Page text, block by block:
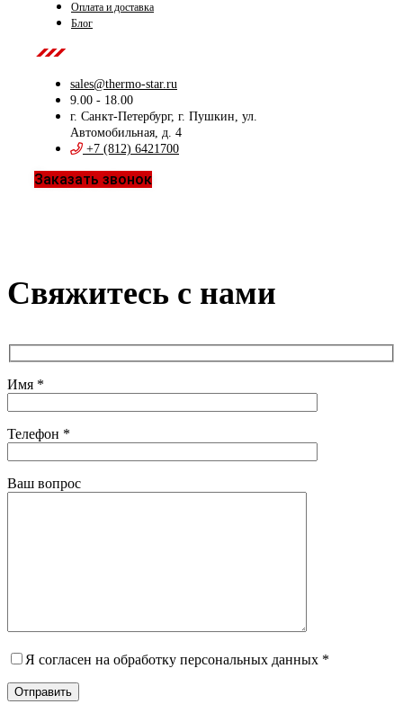
Оплата и доставка
Блог
sales@thermo-star.ru
9.00 - 18.00
г. Санкт-Петербург, г. Пушкин, ул.
Автомобильная, д. 4
+7 (812) 6421700
Заказать звонок
Свяжитесь с нами
Имя *
Телефон *
Ваш вопрос
Я согласен на обработку персональных данных *